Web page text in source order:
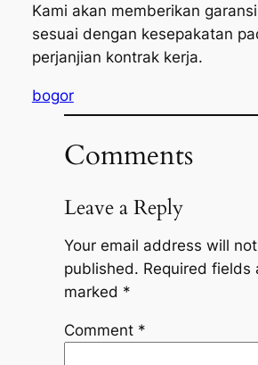
Kami akan memberikan
sesuai dengan kesepakatan
perjanjian kontrak kerja.
bogor
Comments
Leave a Reply
Your email address will
published. Required fields
marked *
Comment *